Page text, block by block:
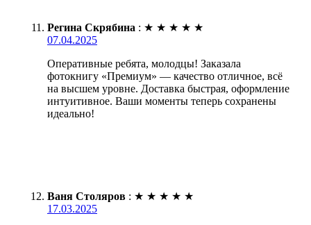
Регина Скрябина : ★ ★ ★ ★ ★
07.04.2025
Оперативные ребята, молодцы! Заказала
фотокнигу «Премиум» — качество отличное, всё
на высшем уровне. Доставка быстрая, оформление
интуитивное. Ваши моменты теперь сохранены
идеально!
Ваня Столяров : ★ ★ ★ ★ ★
17.03.2025